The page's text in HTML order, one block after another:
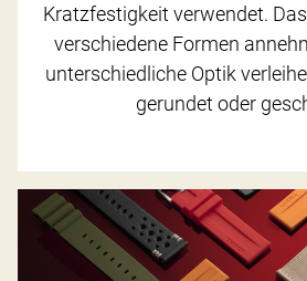
Kratzfestigkeit verwendet.
verschiedene Formen
unterschiedliche Optik
gerundet oder